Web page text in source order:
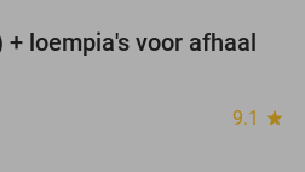
34%
loempia's voor afhaal
9.1 star